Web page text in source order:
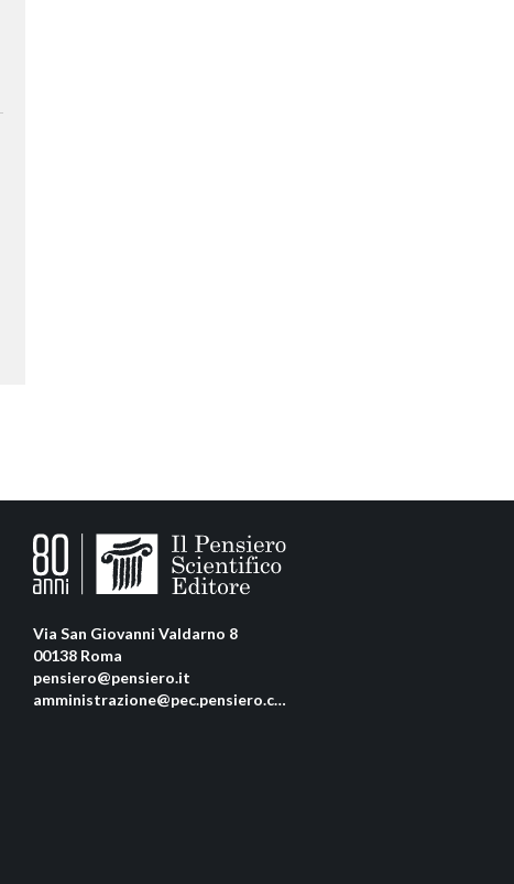
Via San Giovanni Valdarno 8
00138 Roma
pensiero@pensiero.it
amministrazione@pec.pensiero.com